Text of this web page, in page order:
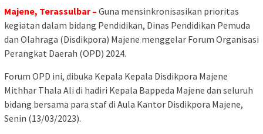
Majene, Terassulbar – Guna mensinkronisasikan prioritas
kegiatan dalam bidang Pendidikan, Dinas Pendidikan Pemuda
dan Olahraga (Disdikpora) Majene menggelar Forum Organisasi
Perangkat Daerah (OPD) 2024.
Forum OPD ini, dibuka Kepala Kepala Disdikpora Majene
Mithhar Thala Ali di hadiri Kepala Bappeda Majene dan seluruh
bidang bersama para staf di Aula Kantor Disdikpora Majene,
Senin (13/03/2023).